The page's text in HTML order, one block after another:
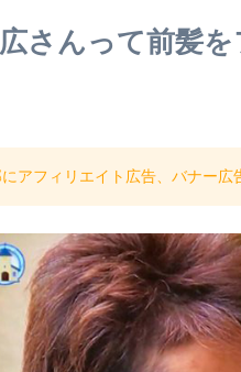
広さんって前髪
アフィリエイト広告、バナー広